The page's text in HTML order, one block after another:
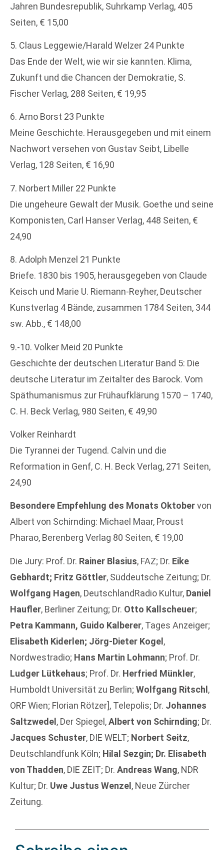
Jahren Bundesrepublik, Suhrkamp Verlag, 405
Seiten, € 15,00
5. Claus Leggewie/Harald Welzer 24 Punkte
Das Ende der Welt, wie wir sie kannten. Klima,
Zukunft und die Chancen der Demokratie, S.
Fischer Verlag, 288 Seiten, € 19,95
6. Arno Borst 23 Punkte
Meine Geschichte. Herausgegeben und mit einem
Nachwort versehen von Gustav Seibt, Libelle
Verlag, 128 Seiten, € 16,90
7. Norbert Miller 22 Punkte
Die ungeheure Gewalt der Musik. Goethe und seine
Komponisten, Carl Hanser Verlag, 448 Seiten, €
24,90
8. Adolph Menzel 21 Punkte
Briefe. 1830 bis 1905, herausgegeben von Claude
Keisch und Marie U. Riemann-Reyher, Deutscher
Kunstverlag 4 Bände, zusammen 1784 Seiten, 344
sw. Abb., € 148,00
9.-10. Volker Meid 20 Punkte
Geschichte der deutschen Literatur Band 5: Die
deutsche Literatur im Zeitalter des Barock. Vom
Späthumanismus zur Frühaufklärung 1570 – 1740,
C. H. Beck Verlag, 980 Seiten, € 49,90
Volker Reinhardt
Die Tyrannei der Tugend. Calvin und die
Reformation in Genf, C. H. Beck Verlag, 271 Seiten,
24,90
Besondere Empfehlung des Monats Oktobervon
Albert von Schirnding: Michael Maar, Proust
Pharao, Berenberg Verlag 80 Seiten, € 19,00
Die Jury: Prof. Dr. Rainer Blasius, FAZ; Dr. Eike
Gebhardt; Fritz Göttler, Süddeutsche Zeitung; Dr.
Wolfgang Hagen, DeutschlandRadio Kultur, Daniel
Haufler, Berliner Zeitung; Dr. Otto Kallscheuer;
Petra Kammann, Guido Kalberer, Tages Anzeiger;
Elisabeth Kiderlen; Jörg-Dieter Kogel,
Nordwestradio; Hans Martin Lohmann; Prof. Dr.
Ludger Lütkehaus; Prof. Dr. Herfried Münkler,
Humboldt Universität zu Berlin; Wolfgang Ritschl,
ORF Wien; Florian Rötzer], Telepolis; Dr. Johannes
Saltzwedel, Der Spiegel,Albert von Schirnding; Dr.
Jacques Schuster, DIE WELT; Norbert Seitz,
Deutschlandfunk Köln; Hilal Sezgin; Dr. Elisabeth
von Thadden, DIE ZEIT; Dr. Andreas Wang, NDR
Kultur; Dr. Uwe Justus Wenzel, Neue Zürcher
Zeitung.